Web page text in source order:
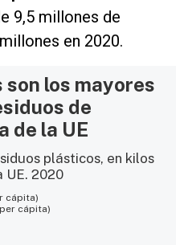
9,5 millones de
en 2020.